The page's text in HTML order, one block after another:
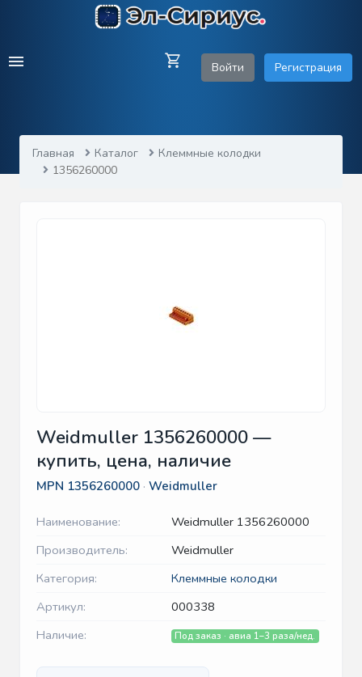
Войти Регистрация
Главная Каталог
Клеммные колодки
1356260000
Weidmuller 1356260000 —
купить, цена, наличие
MPN 1356260000 · Weidmuller
Наименование:
Weidmuller 1356260000
Производитель:
Weidmuller
Категория:
Клеммные колодки
Артикул:
000338
Наличие:
Под заказ · авиа 1–3 раза/нед.